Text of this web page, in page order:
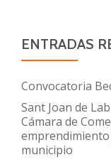
ENTRADAS
Convocatoria
Sant Joan de
Cámara de
municipio